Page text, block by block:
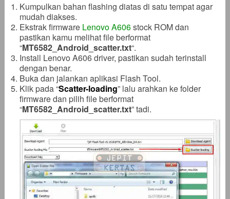
Kumpulkan bahan flashing diatas di satu tempat agar
mudah diakses.
Ekstrak firmware Lenovo A606stock ROM dan
pastikan kamu melihat file berformat
“MT6582_Android_scatter.txt“.
Install Lenovo A606 driver, pastikan sudah terinstall
dengan benar.
Buka dan jalankan aplikasi Flash Tool.
Klik pada “Scatter-loading” lalu arahkan ke folder
firmware dan pilih file berformat
“MT6582_Android_scatter.txt” tadi.